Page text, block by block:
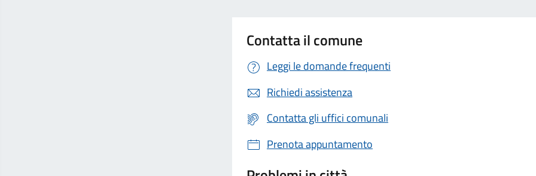
Contatta il comune
Leggi le domande frequenti
Richiedi assistenza
Contatta gli uffici comunali
Prenota appuntamento